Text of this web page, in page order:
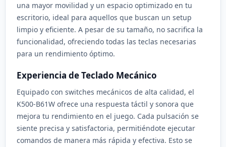
una mayor movilidad y un espacio optimizado en tu
escritorio, ideal para aquellos que buscan un setup
limpio y eficiente. A pesar de su tamaño, no sacrifica la
funcionalidad, ofreciendo todas las teclas necesarias
para un rendimiento óptimo.
Experiencia de Teclado Mecánico
Equipado con switches mecánicos de alta calidad, el
K500-B61W ofrece una respuesta táctil y sonora que
mejora tu rendimiento en el juego. Cada pulsación se
siente precisa y satisfactoria, permitiéndote ejecutar
comandos de manera más rápida y efectiva. Esto se